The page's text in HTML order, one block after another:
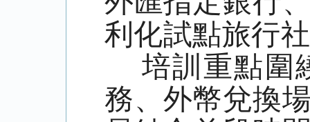
利化試點旅行
培訓重點圍
務、外幣兌換